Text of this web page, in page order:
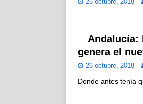
26 octubre, 2018
Andalucía:
genera el
26 octubre, 2018
Donde antes tenía